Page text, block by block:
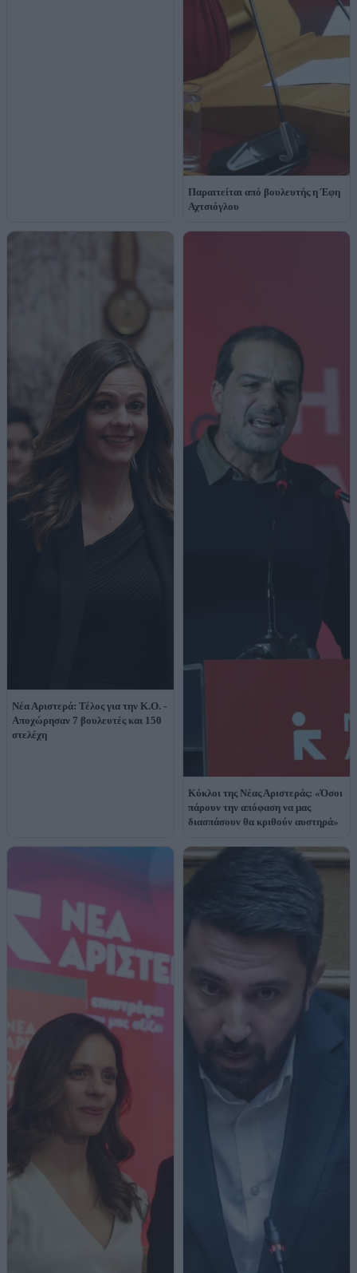
Παραιτείται από βουλευτής η Έφη
Αχτσιόγλου
Νέα Αριστερά: Τέλος για την Κ.Ο. -
Αποχώρησαν 7 βουλευτές και 150
στελέχη
Κύκλοι της Νέας Αριστεράς: «Όσοι
πάρουν την απόφαση να μας
διασπάσουν θα κριθούν αυστηρά»